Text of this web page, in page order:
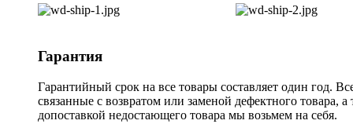
Гарантия
Гарантийный срок на все товары составляет один год.
связанные с возвратом или заменой дефектного товара, а
допоставкой недостающего товара мы возьмем на себя.